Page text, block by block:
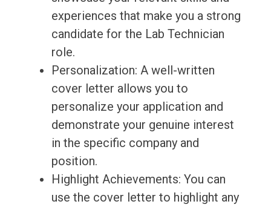
experiences that make you a strong
candidate for the Lab Technician
role.
Personalization: A well-written
cover letter allows you to
personalize your application and
demonstrate your genuine interest
in the specific company and
position.
Highlight Achievements: You can
use the cover letter to highlight any